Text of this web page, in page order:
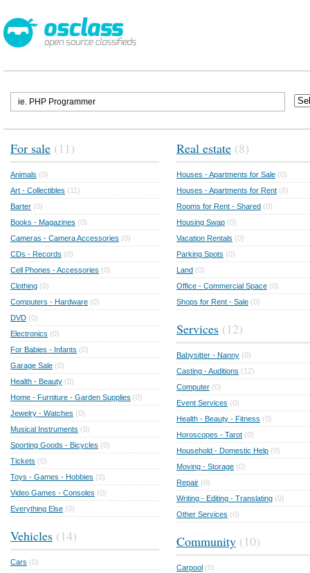
For sale (11)
Animals (0)
Art - Collectibles (11)
Barter (0)
Books - Magazines (0)
Cameras - Camera Accessories (0)
CDs - Records (0)
Cell Phones - Accessories (0)
Clothing (0)
Computers - Hardware (0)
DVD (0)
Electronics (0)
For Babies - Infants (0)
Garage Sale (0)
Health - Beauty (0)
Home - Furniture - Garden Supplies (0)
Jewelry - Watches (0)
Musical Instruments (0)
Sporting Goods - Bicycles (0)
Tickets (0)
Toys - Games - Hobbies (0)
Video Games - Consoles (0)
Everything Else (0)
Vehicles (14)
Cars (0)
Real estate (8)
Houses - Apartments for Sale (0)
Houses - Apartments for Rent (8)
Rooms for Rent - Shared (0)
Housing Swap (0)
Vacation Rentals (0)
Parking Spots (0)
Land (0)
Office - Commercial Space (0)
Shops for Rent - Sale (0)
Services (12)
Babysitter - Nanny (0)
Casting - Auditions (12)
Computer (0)
Event Services (0)
Health - Beauty - Fitness (0)
Horoscopes - Tarot (0)
Household - Domestic Help (0)
Moving - Storage (0)
Repair (0)
Writing - Editing - Translating (0)
Other Services (0)
Community (10)
Carpool (0)